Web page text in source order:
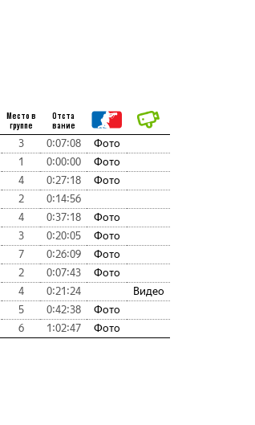
Место в
группе
Отста
вание
3 0:07:08
Фото
1 0:00:00
Фото
4 0:27:18
Фото
2
0:14:56
4 0:37:18
Фото
3 0:20:05
Фото
7 0:26:09
Фото
2 0:07:43
Фото
4 0:21:24
Видео
5 0:42:38
Фото
6 1:02:47 Фото